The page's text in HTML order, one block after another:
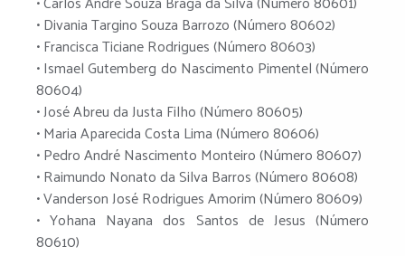
• Divania Targino Souza Barrozo (Número 80602)
• Francisca Ticiane Rodrigues (Número 80603)
• Ismael Gutemberg do Nascimento Pimentel (Número
80604)
• José Abreu da Justa Filho (Número 80605)
• Maria Aparecida Costa Lima (Número 80606)
• Pedro André Nascimento Monteiro (Número 80607)
• Raimundo Nonato da Silva Barros (Número 80608)
• Vanderson José Rodrigues Amorim (Número 80609)
• Yohana Nayana dos Santos de Jesus (Número
80610)